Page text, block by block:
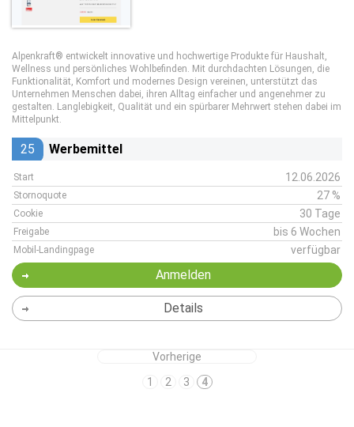
Alpenkraft® entwickelt innovative und hochwertige Produkte für Haushalt,
Wellness und persönliches Wohlbefinden. Mit durchdachten Lösungen, die
Funktionalität, Komfort und modernes Design vereinen, unterstützt das
Unternehmen Menschen dabei, ihren Alltag einfacher und angenehmer zu
gestalten. Langlebigkeit, Qualität und ein spürbarer Mehrwert stehen dabei im
Mittelpunkt.
25 Werbemittel
Start 12.06.2026
Stornoquote 27 %
Cookie 30 Tage
Freigabe bis 6 Wochen
Mobil-Landingpage verfügbar
Anmelden
Details
Vorherige
1
2 3 4